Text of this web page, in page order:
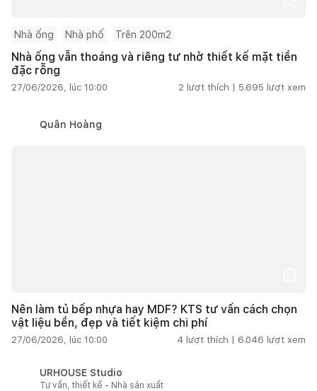
Nhà ống Nhà phố Trên 200m2
Nhà ống vẫn thoáng và riêng tư nhờ thiết kế mặt tiền
đặc rỗng
27/06/2026, lúc 10:00 2 lượt thích | 5.695 lượt xem
Quân Hoàng
Nên làm tủ bếp nhựa hay MDF? KTS tư vấn cách chọn
vật liệu bền, đẹp và tiết kiệm chi phí
27/06/2026, lúc 10:00 4 lượt thích | 6.046 lượt xem
URHOUSE Studio
Tư vấn, thiết kế - Nhà sản xuất